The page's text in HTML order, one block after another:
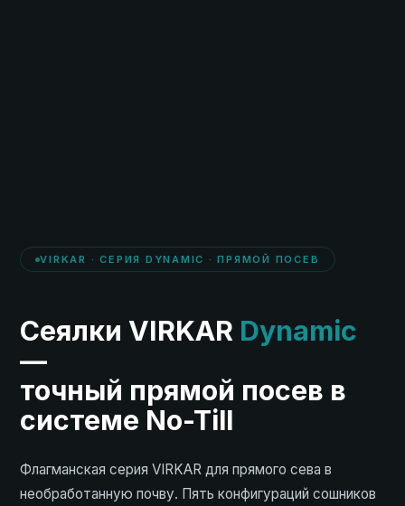
VIRKAR · СЕРИЯ DYNAMIC · ПРЯМОЙ ПОСЕВ
Сеялки VIRKAR Dynamic
—
точный прямой посев в
системе No-Till
Флагманская серия VIRKAR для прямого сева в
необработанную почву. Пять конфигураций сошников